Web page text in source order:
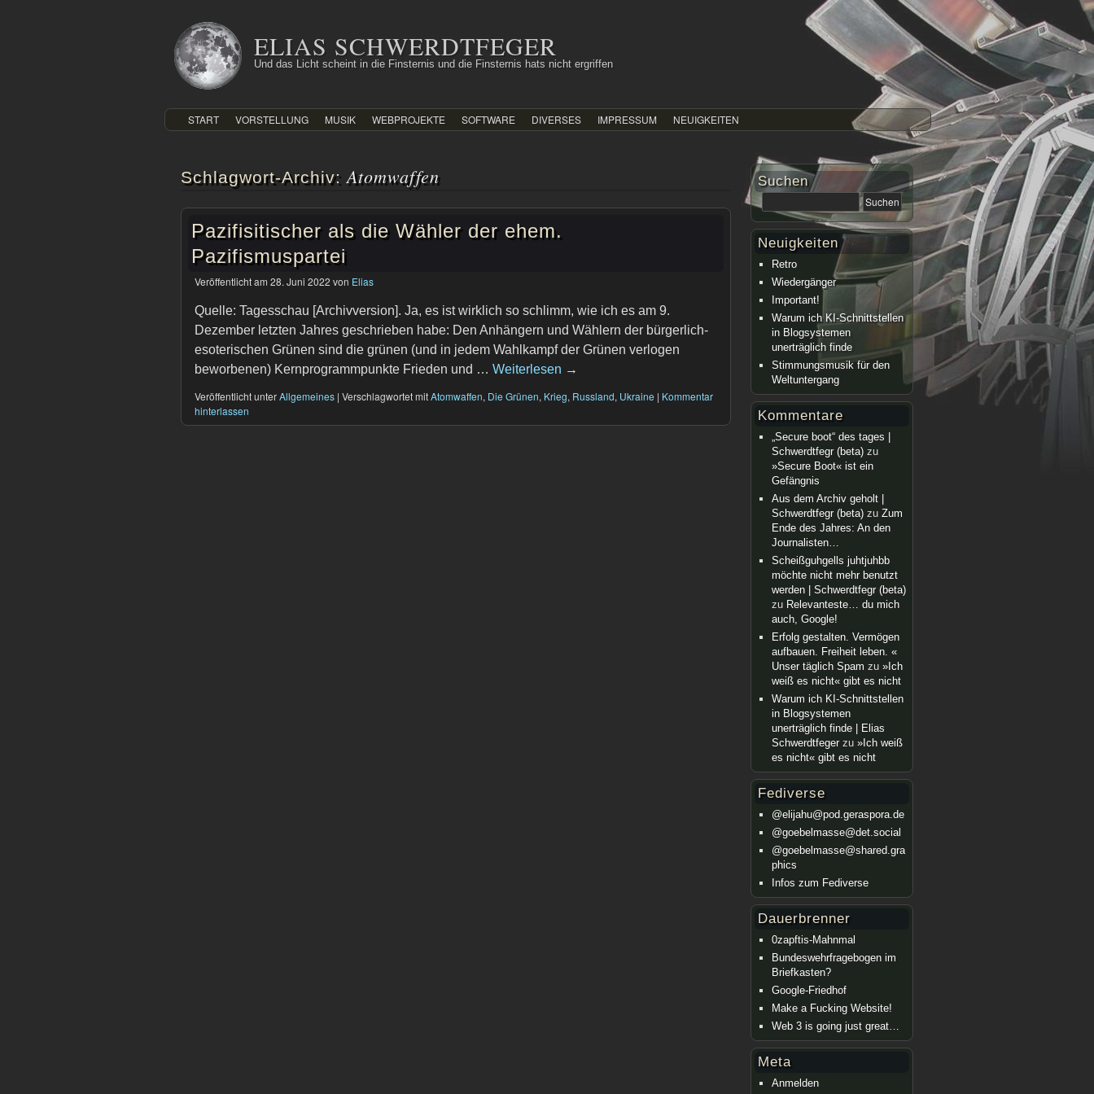
Inhalt
springen
ELIAS SCHWERDTFEGER
Und das Licht scheint in die Finsternis und die Finsternis hats nicht ergriffen
START VORSTELLUNG MUSIK WEBPROJEKTE SOFTWARE DIVERSES IMPRESSUM NEUIGKEITEN
Schlagwort-Archiv: Atomwaffen
Pazifisitischer als die Wähler der ehem.
Pazifismuspartei
Veröffentlicht am 28. Juni 2022 von Elias
Quelle: Tagesschau [Archivversion]. Ja, es ist wirklich so schlimm, wie ich es am 9.
Dezember letzten Jahres geschrieben habe: Den Anhängern und Wählern der bürgerlich-
esoterischen Grünen sind die grünen (und in jedem Wahlkampf der Grünen verlogen
beworbenen) Kernprogrammpunkte Frieden und … Weiterlesen →
Veröffentlicht unterAllgemeines | Verschlagwortet mitAtomwaffen, Die Grünen, Krieg, Russland, Ukraine | Kommentar
hinterlassen
Suchen
Neuigkeiten
Retro
Wiedergänger
Important!
Warum ich KI-Schnittstellen
in Blogsystemen
unerträglich finde
Stimmungsmusik für den
Weltuntergang
Kommentare
„Secure boot“ des tages |
Schwerdtfegr (beta)zu
»Secure Boot« ist ein
Gefängnis
Aus dem Archiv geholt |
Schwerdtfegr (beta)zu Zum
Ende des Jahres: An den
Journalisten…
Scheißguhgells juhtjuhbb
möchte nicht mehr benutzt
werden | Schwerdtfegr (beta)
zu Relevanteste… du mich
auch, Google!
Erfolg gestalten. Vermögen
aufbauen. Freiheit leben. «
Unser täglich Spam zu »Ich
weiß es nicht« gibt es nicht
Warum ich KI-Schnittstellen
in Blogsystemen
unerträglich finde | Elias
Schwerdtfegerzu »Ich weiß
es nicht« gibt es nicht
Fediverse
@elijahu@pod.geraspora.de
@goebelmasse@det.social
@goebelmasse@shared.gra
phics
Infos zum Fediverse
Dauerbrenner
0zapftis-Mahnmal
Bundeswehrfragebogen im
Briefkasten?
Google-Friedhof
Make a Fucking Website!
Web 3 is going just great…
Meta
Anmelden